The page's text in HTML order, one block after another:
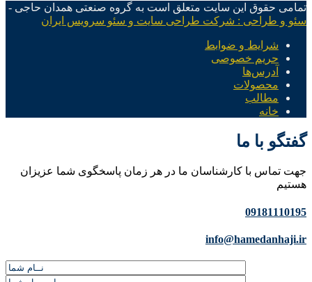
تمامی حقوق این سایت متعلق است به گروه صنعتی همدان حاجی -
سئو و طراحی : شرکت طراحی سایت و سئو سرویس ایران
شرایط و ضوابط
حریم خصوصی
آدرس‌ها
محصولات
مطالب
خانه
گفتگو با ما
جهت تماس با کارشناسان ما در هر زمان پاسخگوی شما عزیزان
هستیم
09181110195
info@hamedanhaji.ir